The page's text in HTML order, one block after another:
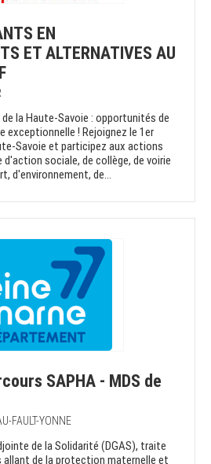
EN
ET ALTERNATIVES AU
la Haute-Savoie : opportunités de
exceptionnelle ! Rejoignez le 1er
Savoie et participez aux actions
sociale, de collège, de voirie
d'environnement, de...
SAPHA - MDS de
FAULT-YONNE
de la Solidarité (DGAS), traite
de la protection maternelle et